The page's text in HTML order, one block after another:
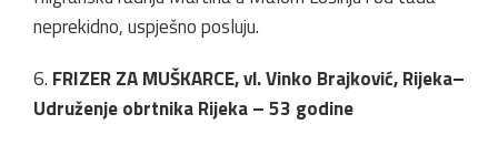
neprekidno, uspješno posluju.
6. FRIZER ZA MUŠKARCE, vl. Vinko Brajković, Rijeka–
Udruženje obrtnika Rijeka – 53 godine